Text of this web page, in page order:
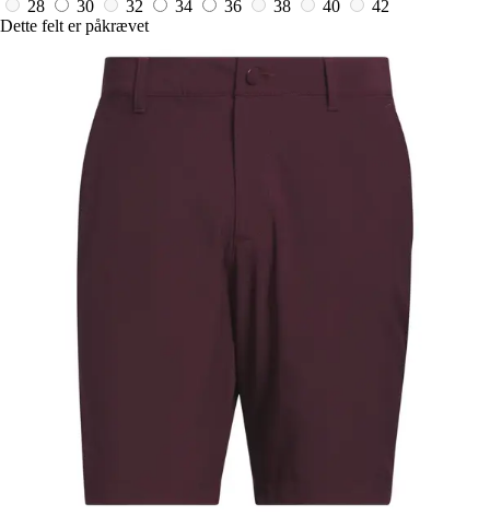
28
30 32 34 36 38 40
42
Dette felt er påkrævet